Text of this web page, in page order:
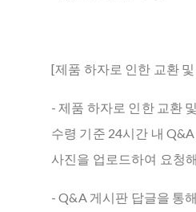
[제품 하자로 인한 교환
- 제품 하자로 인한 교환
수령 기준 24시간 내
사진을 업로드하여 요청
- Q&A 게시판 답글을 통